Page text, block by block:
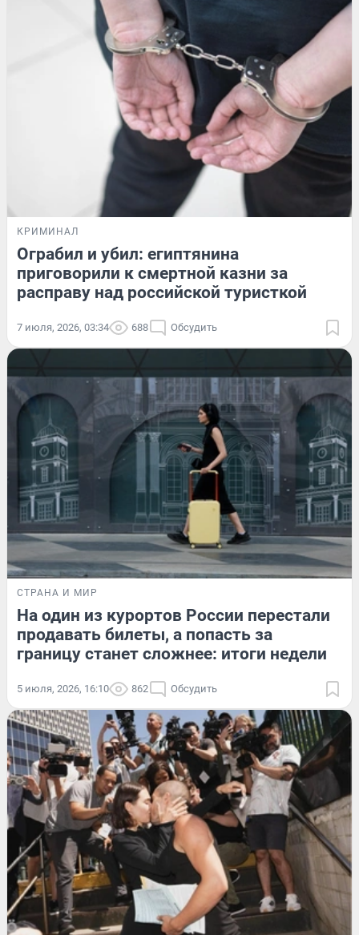
КРИМИНАЛ
Ограбил и убил: египтянина
приговорили к смертной казни за
расправу над российской туристкой
7 июля, 2026, 03:34 688 Обсудить
СТРАНА И МИР
На один из курортов России перестали
продавать билеты, а попасть за
границу станет сложнее: итоги недели
5 июля, 2026, 16:10 862 Обсудить